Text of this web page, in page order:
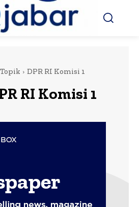
Topik DPR RI Komisi 1
RI Komisi 1